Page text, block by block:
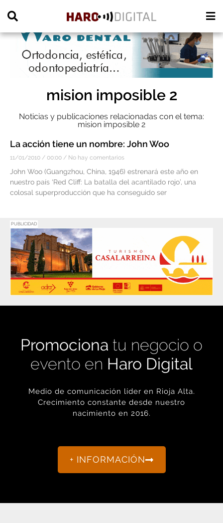
mision imposible 2
Noticias y publicaciones relacionadas con el tema:
mision imposible 2
La acción tiene un nombre: John Woo
11/01/2010 00:00 No hay comentarios
John Woo (Guangzhou, China, 1946) estrenará este año en
nuestro país ‘Red Cliff: La batalla del acantilado rojo’, una
colosal superproducción que ha conseguido ser
PUBLICIDAD
Promociona tu negocio o
evento en Haro Digital
Medio de comunicación líder en Rioja Alta.
Crecimiento constante desde nuestro
nacimiento en 2016.
+ INFORMACIÓN